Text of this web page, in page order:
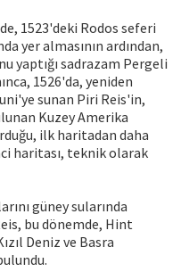
1523'deki Rodos seferi
yer almasının ardından,
yaptığı sadrazam Pergeli
1526'da, yeniden
sunan Piri Reis'in,
Kuzey Amerika
ilk haritadan daha
haritası, teknik olarak
güney sularında
bu dönemde, Hint
Deniz ve Basra